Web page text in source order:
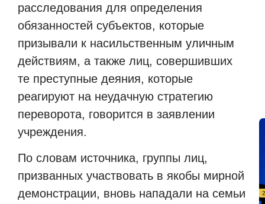
расследования для определения
обязанностей субъектов, которые
призывали к насильственным уличным
действиям, а также лиц, совершивших
те преступные деяния, которые
реагируют на неудачную стратегию
переворота, говорится в заявлении
учреждения.
По словам источника, группы лиц,
призванных участвовать в якобы мирной
демонстрации, вновь нападали на семьи